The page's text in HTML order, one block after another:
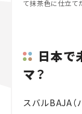
て抹茶色に仕立て
日本で
マ？
スバルBAJA